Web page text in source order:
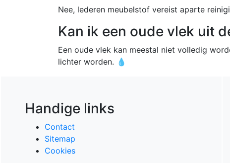
Nee, lederen meubelstof vereist aparte
Kan ik een oude vlek uit
Een oude vlek kan meestal niet volledig
lichter worden. 💧
Handige links
Contact
Sitemap
Cookies